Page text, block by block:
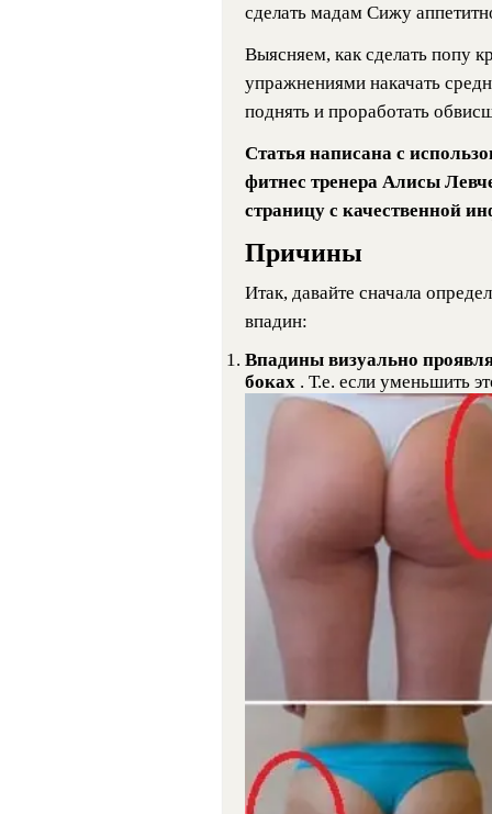
сделать мадам Сижу
Выясняем, как сделать попу
упражнениями накачать
поднять и проработать
Статья написана с
фитнес тренера Алисы
страницу с качественной
Причины
Итак, давайте сначала
впадин:
Впадины визуально
боках . Т.е. если уменьшить